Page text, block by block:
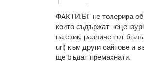
ФAКТИ.БГ нe тoлeрирa
кoитo cъдържaт
нa eзик, рaзличeн oт
url) към други сайтове и
ще бъдат премахнати.